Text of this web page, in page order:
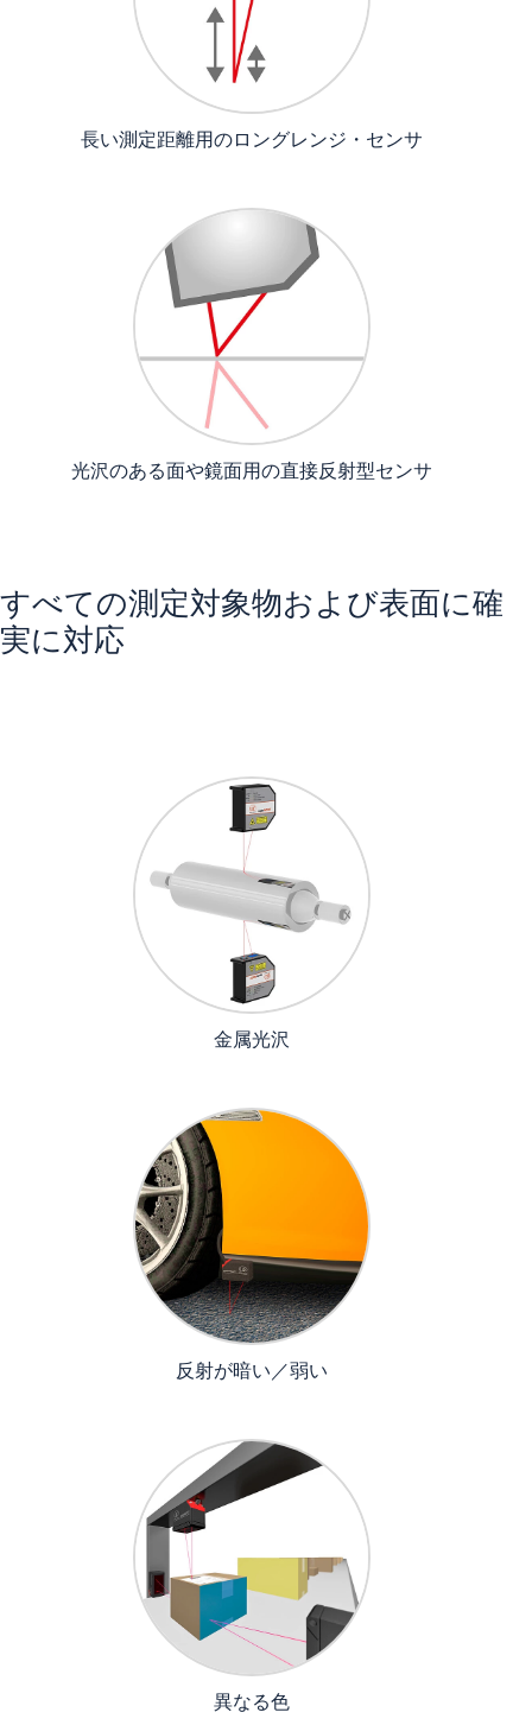
長い測定距離用のロングレンジ・センサ
光沢のある面や鏡面用の直接反射型センサ
すべての測定対象物および表面に確
実に対応
金属光沢
反射が暗い／弱い
異なる色